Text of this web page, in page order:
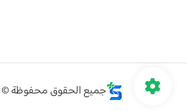
جميع الحقوق محفوظة ©